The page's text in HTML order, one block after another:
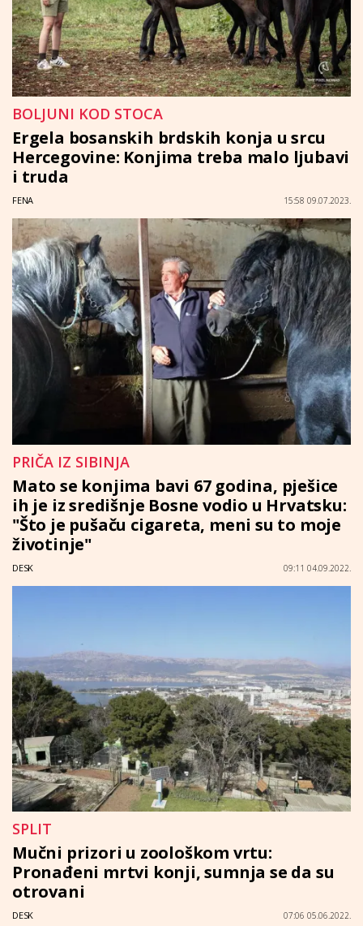
BOLJUNI KOD STOCA
Ergela bosanskih brdskih konja u srcu
Hercegovine: Konjima treba malo ljubavi
i truda
FENA 15:58 09.07.2023.
PRIČA IZ SIBINJA
Mato se konjima bavi 67 godina, pješice
ih je iz središnje Bosne vodio u Hrvatsku:
"Što je pušaču cigareta, meni su to moje
životinje"
DESK 09:11 04.09.2022.
SPLIT
Mučni prizori u zoološkom vrtu:
Pronađeni mrtvi konji, sumnja se da su
otrovani
DESK 07:06 05.06.2022.